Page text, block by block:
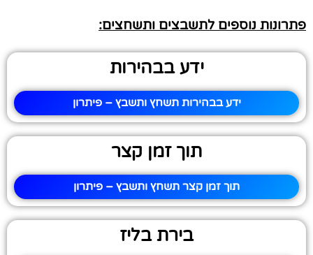
פתרונות נוספים לתשבצים ותשחצים:
ידע בבהירות
ידע בבהירות תשחץ ותשבץ – פיתרון
תוך זמן קצר
תוך זמן קצר תשחץ ותשבץ – פיתרון
בירת בליז